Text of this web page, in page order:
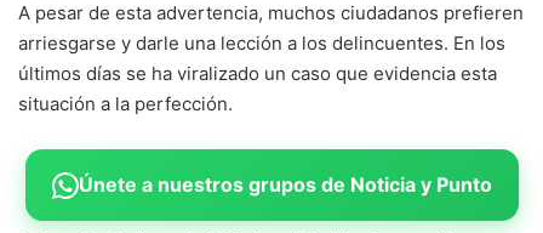
A pesar de esta advertencia, muchos ciudadanos prefieren
arriesgarse y darle una lección a los delincuentes. En los
últimos días se ha viralizado un caso que evidencia esta
situación a la perfección.
Únete a nuestros grupos de Noticia y Punto